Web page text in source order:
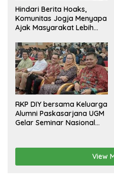
Hindari Berita Hoaks,
Komunitas Jogja Menyapa
Ajak Masyarakat Lebih
RKP DIY bersama Keluarga
Alumni Paskasarjana UGM
Gelar Seminar Nasional
View